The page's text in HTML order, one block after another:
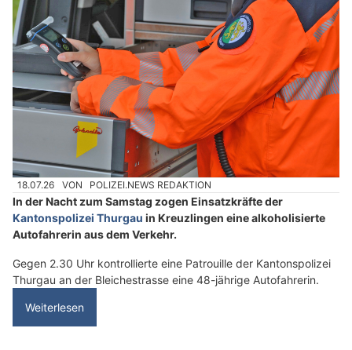
18.07.26 VON POLIZEI.NEWS REDAKTION
In der Nacht zum Samstag zogen Einsatzkräfte der
Kantonspolizei Thurgau in Kreuzlingen eine alkoholisierte
Autofahrerin aus dem Verkehr.
Gegen 2.30 Uhr kontrollierte eine Patrouille der Kantonspolizei
Thurgau an der Bleichestrasse eine 48-jährige Autofahrerin.
Weiterlesen